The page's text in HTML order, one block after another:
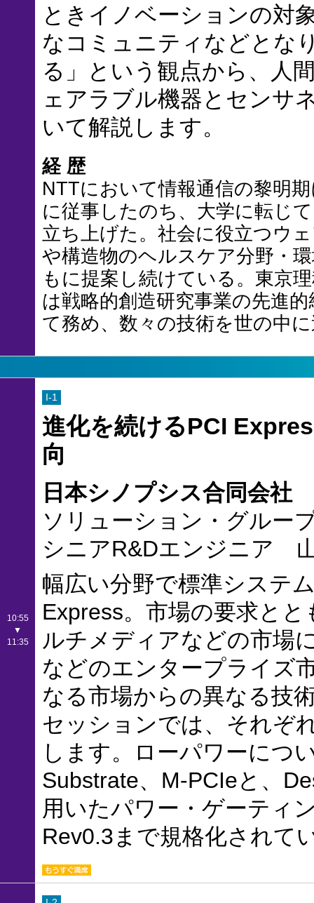
ときイノベーションの対
なコミュニティなどとな
る」という観点から、人
ェアラブル機器とセンサ
いて解説します。
経 歴
NTTにおいて情報通信の黎明
に従事したのち、大学に転じ
立ち上げた。社会に役立つウ
や構造物のヘルスケア分野・
もに提案し続けている。東京
は戦略的創造研究事業の先進
て務め、数々の技術を世の中
10:55
▼
11:35
I-1
進化を続けるPCI
向
日本シノプシス合同会社
ソリューション・グルー
シニアR&Dエンジニア
幅広い分野で標準システ
Express。市場の要求と
ルチメディアなどの市場
などのエンタープライズ
なる市場からの異なる技
セッションでは、それぞ
します。ローパワーにつ
Substrate、M-PCIeと、
用いたパワー・ゲーティ
Rev0.3まで規格化されて